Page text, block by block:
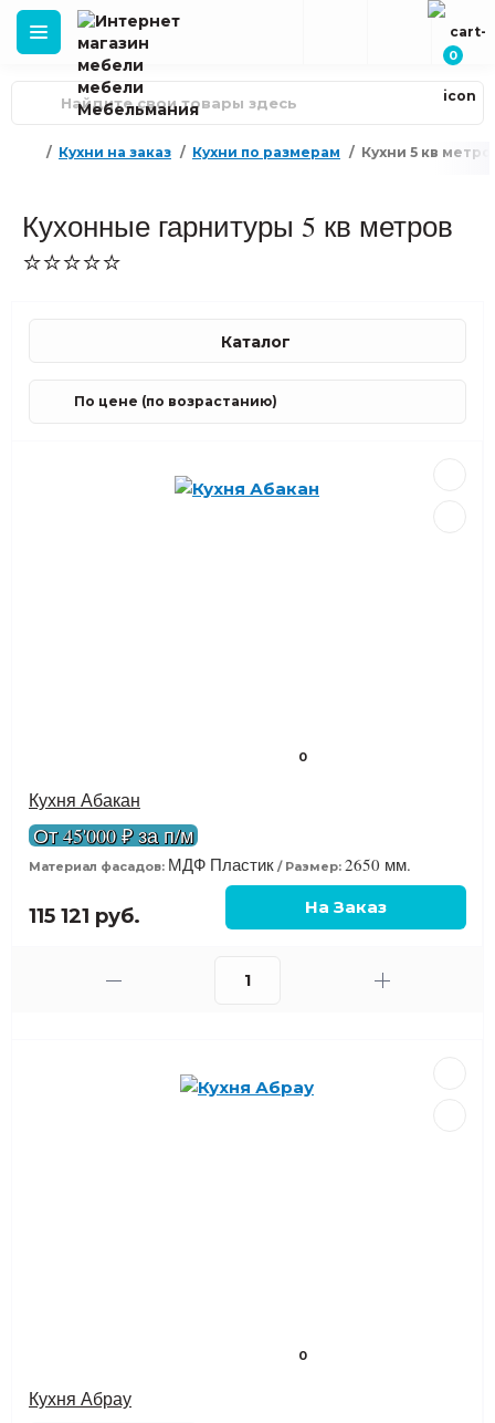
0
Кухни на заказ Кухни по размерам Кухни 5 кв
Кухонные гарнитуры 5 кв метров
⭐⭐⭐⭐⭐
Каталог
0
Кухня Абакан
От 45'000 ₽ за п/м
Материал фасадов: МДФ Пластик Размер: 2650 мм.
115 121 руб.
0
Кухня Абрау